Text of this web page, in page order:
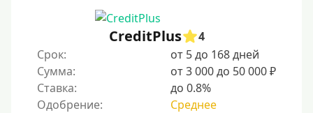
Бесплатное использование без списания средств с
Денежным переводом
По СМС
На электронный кошелек
CreditPlus
4
Срок:
от 5 до 168 дней
Сумма:
от 3 000 до 50 000 ₽
Ставка:
до 0.8%
Одобрение:
Среднее